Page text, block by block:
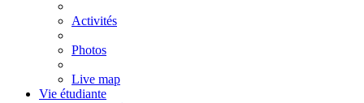
Activités
Photos
Live map
Vie étudiante